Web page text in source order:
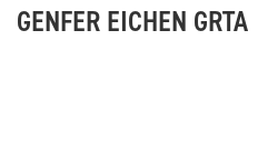
GENFER EICHEN GRTA